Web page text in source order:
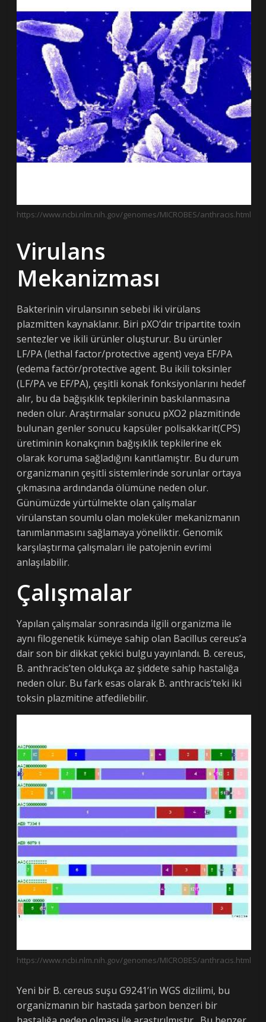
https://www.ncbi.nlm.nih.gov/genomes/MICROBES/anthracis.html
Virulans
Mekanizması
Bakterinin virulansının sebebi iki virülans
plazmitten kaynaklanır. Biri pXO’dır tripartite toxin
sentezler ve ikili ürünler oluşturur. Bu ürünler
LF/PA (lethal factor/protective agent) veya EF/PA
(edema factör/protective agent. Bu ikili toksinler
(LF/PA ve EF/PA), çeşitli konak fonksiyonlarını hedef
alır, bu da bağışıklık tepkilerinin baskılanmasına
neden olur. Araştırmalar sonucu pXO2 plazmitinde
bulunan genler sonucu kapsüler polisakkarit(CPS)
üretiminin konakçının bağışıklık tepkilerine ek
olarak koruma sağladığını kanıtlamıştır. Bu durum
organizmanın çeşitli sistemlerinde sorunlar ortaya
çıkmasına ardındanda ölümüne neden olur.
Günümüzde yürtülmekte olan çalışmalar
virülanstan soumlu olan moleküler mekanizmanın
tanımlanmasını sağlamaya yöneliktir. Genomik
karşılaştırma çalışmaları ile patojenin evrimi
anlaşılabilir.
Çalışmalar
Yapılan çalışmalar sonrasında ilgili organizma ile
aynı filogenetik kümeye sahip olan Bacillus cereus’a
dair son bir dikkat çekici bulgu yayınlandı. B. cereus,
B. anthracis’ten oldukça az şiddete sahip hastalığa
neden olur. Bu fark esas olarak B. anthracis’teki iki
toksin plazmitine atfedilebilir.
https://www.ncbi.nlm.nih.gov/genomes/MICROBES/anthracis.html
Yeni bir B. cereus suşu G9241’in WGS dizilimi, bu
organizmanın bir hastada şarbon benzeri bir